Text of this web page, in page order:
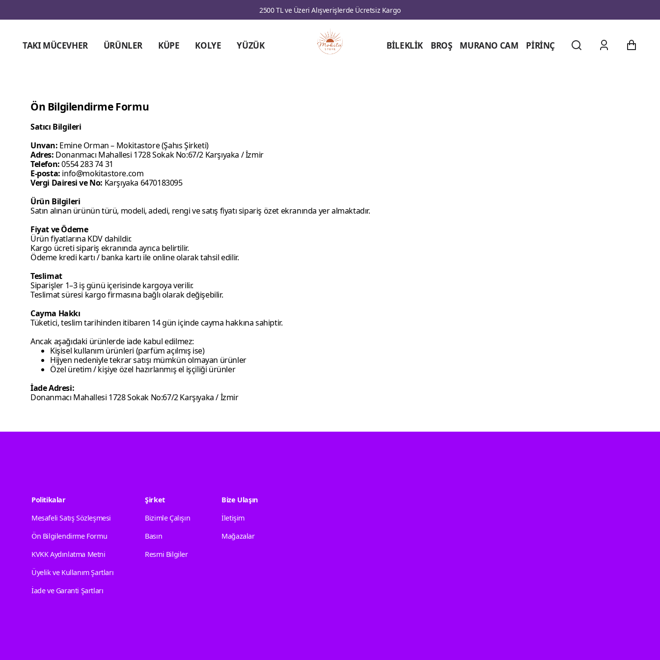
2500 TL ve Üzeri Alışverişlerde Ücretsiz Kargo
TAKI MÜCEVHER ÜRÜNLER KÜPE KOLYE YÜZÜK BİLEKLİK BROŞ MURANO CAM PİRİNÇ
Ön Bilgilendirme Formu
Satıcı Bilgileri
Unvan: Emine Orman – Mokitastore (Şahıs Şirketi)
Adres: Donanmacı Mahallesi 1728 Sokak No:67/2 Karşıyaka / İzmir
Telefon:0554 283 74 31
E-posta: info@mokitastore.com
Vergi Dairesi ve No: Karşıyaka 6470183095
Ürün Bilgileri
Satın alınan ürünün türü, modeli, adedi, rengi ve satış fiyatı sipariş özet ekranında yer almaktadır.
Fiyat ve Ödeme
Ürün fiyatlarına KDV dahildir.
Kargo ücreti sipariş ekranında ayrıca belirtilir.
Ödeme kredi kartı / banka kartı ile online olarak tahsil edilir.
Teslimat
Siparişler 1–3 iş günü içerisinde kargoya verilir.
Teslimat süresi kargo firmasına bağlı olarak değişebilir.
Cayma Hakkı
Tüketici, teslim tarihinden itibaren 14 gün içinde cayma hakkına sahiptir.
Ancak aşağıdaki ürünlerde iade kabul edilmez:
Kişisel kullanım ürünleri (parfüm açılmış ise)
Hijyen nedeniyle tekrar satışı mümkün olmayan ürünler
Özel üretim / kişiye özel hazırlanmış el işçiliği ürünler
İade Adresi:
Donanmacı Mahallesi 1728 Sokak No:67/2 Karşıyaka / İzmir
Politikalar
Mesafeli Satış Sözleşmesi
Ön Bilgilendirme Formu
KVKK Aydınlatma Metni
Üyelik ve Kullanım Şartları
İade ve Garanti Şartları
Şirket
Bizimle Çalışın
Basın
Resmi Bilgiler
Bize Ulaşın
İletişim
Mağazalar